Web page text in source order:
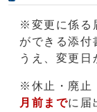
※変更に係る
ができる添付
うえ、変更日
※休止・廃止
月前までに届